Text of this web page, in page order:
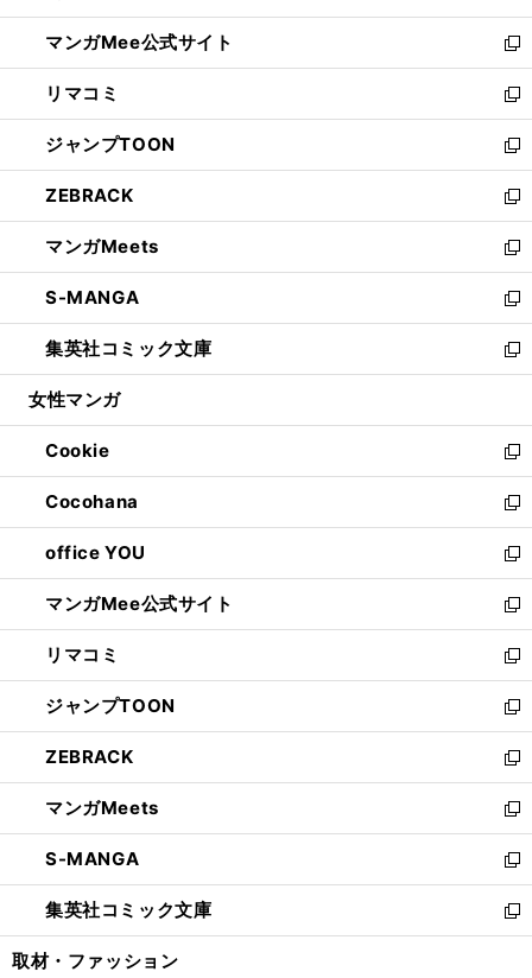
開
く
ン
ド
ウ
で
開
く
ウ
ィ
ン
ド
ウ
で
開
く
し
い
ウ
ィ
ン
ド
ウ
で
開
く
マンガMee公式サイト
新
し
い
ウ
ィ
ン
ド
ウ
で
開
く
リマコミ
新
し
い
ウ
ィ
ン
ド
ウ
で
開
く
ジャンプTOON
新
し
い
ウ
ィ
ン
ド
ウ
で
開
ZEBRACK
新
し
い
ウ
ィ
ン
ド
ウ
開
く
マンガMeets
新
し
い
ウ
ィ
ン
ウ
で
開
く
S-MANGA
新
し
い
ウ
ン
ド
ウ
で
開
く
集英社コミック文庫
新
し
ウ
ィ
ン
ド
ウ
で
開
く
女性マンガ
Cookie
新
し
い
ウ
ィ
ン
ド
ウ
で
開
く
Cocohana
新
し
い
ウ
ィ
ン
ド
ウ
で
開
く
office YOU
新
し
い
ウ
ィ
ン
ド
ウ
で
開
く
マンガMee公式サイト
新
し
い
ウ
ィ
ン
ド
ウ
で
開
く
リマコミ
新
し
い
ウ
ィ
ン
ド
ウ
で
開
く
ジャンプTOON
新
し
い
ウ
ィ
ン
ド
ウ
で
開
ZEBRACK
新
し
い
ウ
ィ
ン
ド
ウ
マンガMeets
新
し
い
ウ
ィ
ン
S-MANGA
新
し
い
ウ
集英社コミック文庫
新
し
取材・ファッション